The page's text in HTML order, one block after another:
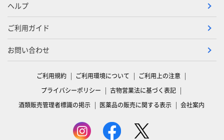
ヘルプ
ご利用ガイド
お問い合わせ
ご利用規約 ご利用環境について
ご利用上の注意
プライバシーポリシー
古物営業法に基づく表記
酒類販売管理者標識の掲示
医薬品の販売に関する表示 会社案内